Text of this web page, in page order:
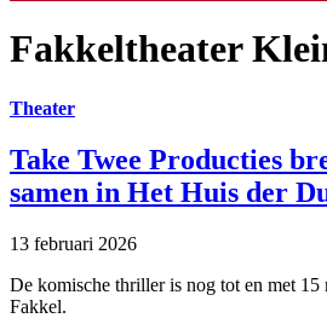
Fakkeltheater
Theater
Take Twee Producties
samen in Het Huis der
13 februari 2026
De komische thriller is nog tot en met 15
Fakkel.